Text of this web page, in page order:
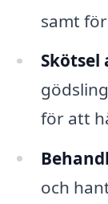
samt
Skötsel
för att
och